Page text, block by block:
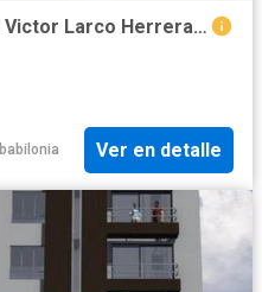
Departamento en venta en Victor Larco Herrera a S/195,000
babilonia Ver en detalle